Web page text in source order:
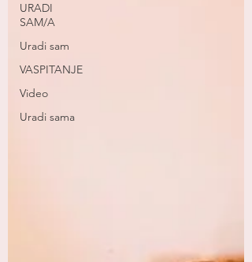
URADI
SAM/A
Uradi sam
VASPITANJE
Video
Uradi sama